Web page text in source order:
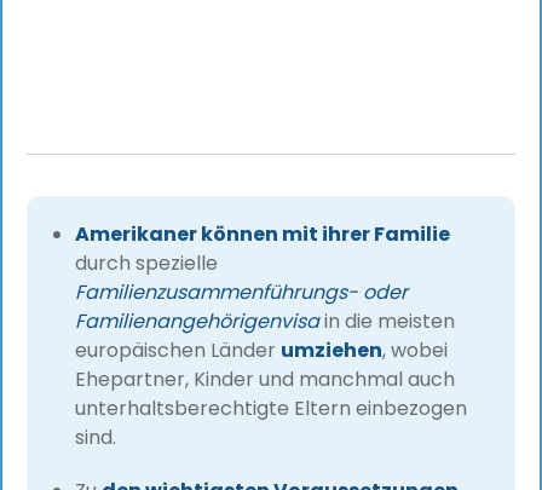
Amerikaner können mit ihrer Familie
durch spezielle
Familienzusammenführungs- oder
Familienangehörigenvisain die meisten
europäischen Länder umziehen, wobei
Ehepartner, Kinder und manchmal auch
unterhaltsberechtigte Eltern einbezogen
sind.